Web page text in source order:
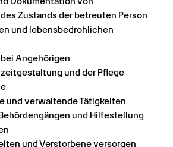
Zustands der betreuten Person
und lebensbedrohlichen
Angehörigen
und der Pflege
und verwaltende Tätigkeiten
und Hilfestellung
und Verstorbene versorgen